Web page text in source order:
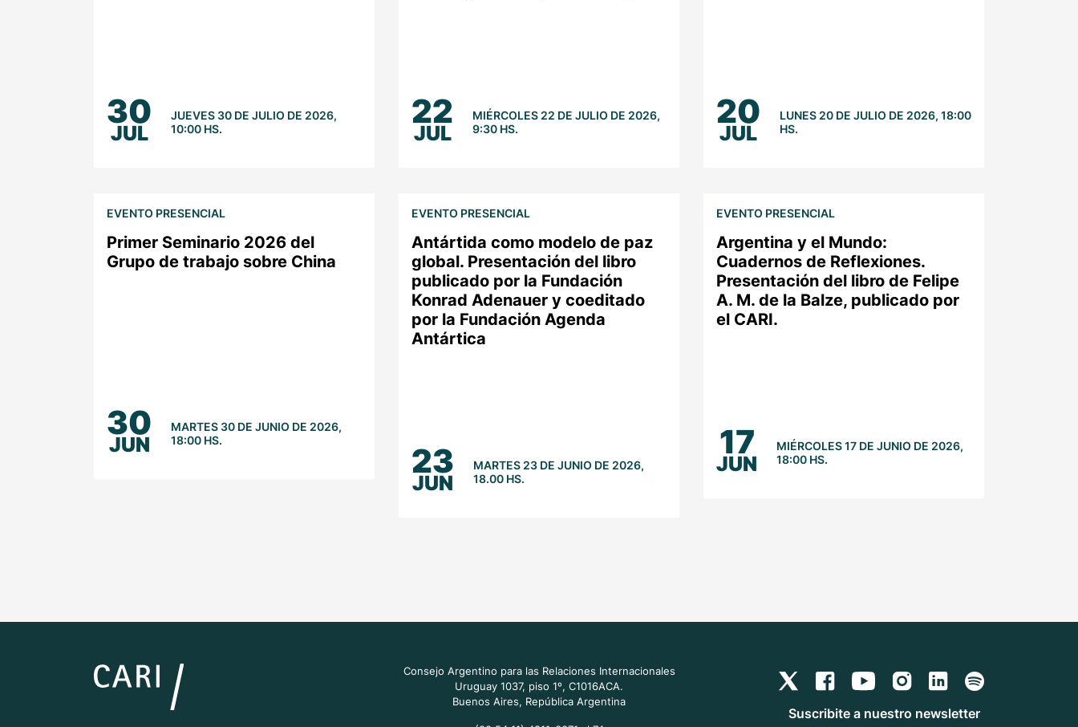
30
JUL
JUEVES 30 DE JULIO DE 2026,
10:00 HS.
22
JUL
MIÉRCOLES 22 DE JULIO DE 2026,
9:30 HS.
20
JUL
LUNES 20 DE JULIO DE 2026, 18:00
HS.
EVENTO PRESENCIAL
Primer Seminario 2026 del
Grupo de trabajo sobre China
30
JUN
MARTES 30 DE JUNIO DE 2026,
18:00 HS.
EVENTO PRESENCIAL
Antártida como modelo de paz
global. Presentación del libro
publicado por la Fundación
Konrad Adenauer y coeditado
por la Fundación Agenda
Antártica
23
JUN
MARTES 23 DE JUNIO DE 2026,
18.00 HS.
EVENTO PRESENCIAL
Argentina y el Mundo:
Cuadernos de Reflexiones.
Presentación del libro de Felipe
A. M. de la Balze, publicado por
el CARI.
17
JUN
MIÉRCOLES 17 DE JUNIO DE 2026,
18:00 HS.
Consejo Argentino para las Relaciones Internacionales
Uruguay 1037, piso 1º, C1016ACA.
Buenos Aires, República Argentina
Suscribite a nuestro newsletter